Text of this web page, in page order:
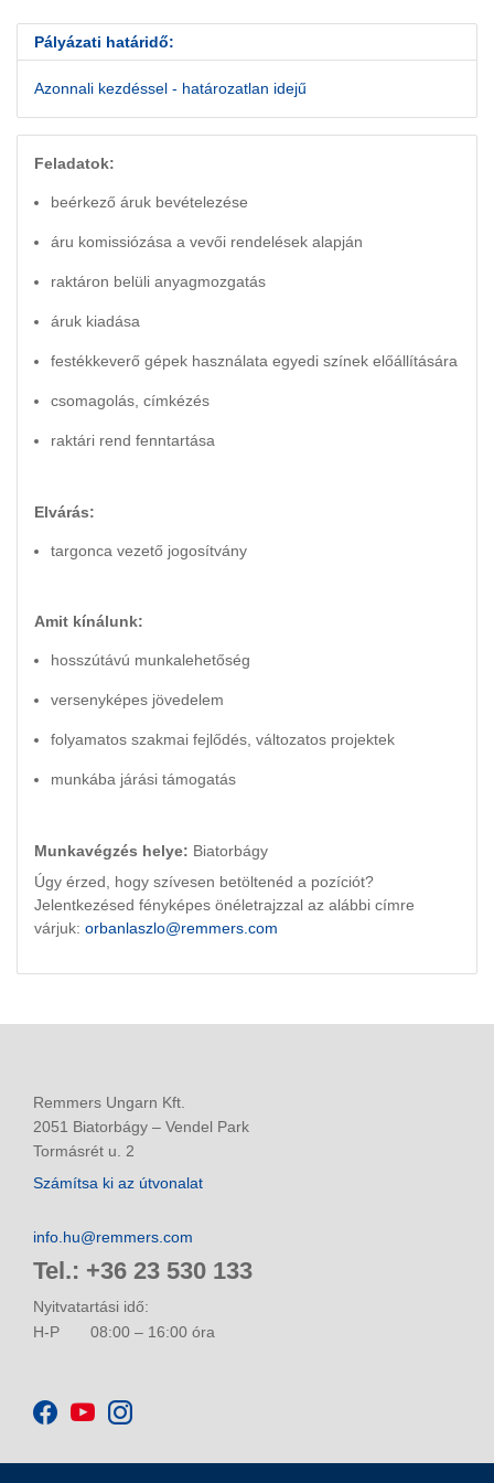
Pályázati határidő:
Azonnali kezdéssel - határozatlan idejű
Feladatok:
beérkező áruk bevételezése
áru komissiózása a vevői rendelések alapján
raktáron belüli anyagmozgatás
áruk kiadása
festékkeverő gépek használata egyedi színek előállítására
csomagolás, címkézés
raktári rend fenntartása
Elvárás:
targonca vezető jogosítvány
Amit kínálunk:
hosszútávú munkalehetőség
versenyképes jövedelem
folyamatos szakmai fejlődés, változatos projektek
munkába járási támogatás
Munkavégzés helye: Biatorbágy
Úgy érzed, hogy szívesen betöltenéd a pozíciót?
Jelentkezésed fényképes önéletrajzzal az alábbi címre
várjuk: orbanlaszlo@remmers.com
Remmers Ungarn Kft.
2051 Biatorbágy – Vendel Park
Tormásrét u. 2
Számítsa ki az útvonalat
info.hu@remmers.com
Tel.: +36 23 530 133
Nyitvatartási idő:
H-P
08:00 – 16:00 óra